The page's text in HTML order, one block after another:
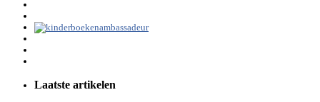
Laatste artikelen